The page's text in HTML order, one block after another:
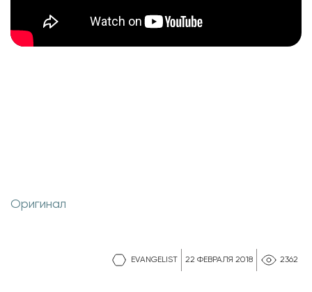
EVANGELIST 22 ФЕВРАЛЯ 2018 2362
Оригинал